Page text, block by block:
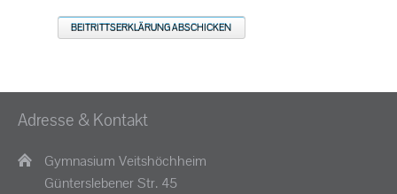
BEITRITTSERKLÄRUNG ABSCHICKEN
Adresse & Kontakt
Gymnasium Veitshöchheim
Günterslebener Str. 45